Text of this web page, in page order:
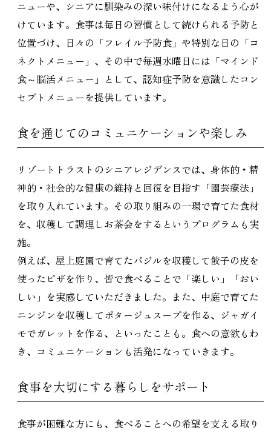
ニューや、シニアに馴染みの深い味付けになるよう心が
けています。食事は毎日の習慣として続けられる予防と
位置づけ、日々の「フレイル予防食」や特別な日の「コ
ネクトメニュー」、その中で毎週水曜日には「マインド
食～脳活メニュー」として、認知症予防を意識したコン
セプトメニューを提供しています。
食を通じてのコミュニケーションや楽しみ
リゾートトラストのシニアレジデンスでは、身体的・精
神的・社会的な健康の維持と回復を目指す「園芸療法」
を取り入れています。その取り組みの一環で育てた食材
を、収穫して調理しお茶会をするというプログラムも実
施。
例えば、屋上庭園で育てたバジルを収穫して餃子の皮を
使ったピザを作り、皆で食べることで「楽しい」「おい
しい」を実感していただきました。また、中庭で育てた
ニンジンを収穫してポタージュスープを作る、ジャガイ
モでガレットを作る、といったことも。食への意欲もわ
き、コミュニケーションも活発になっていきます。
食事を大切にする暮らしをサポート
食事が困難な方にも、食べることへの希望を支える取り